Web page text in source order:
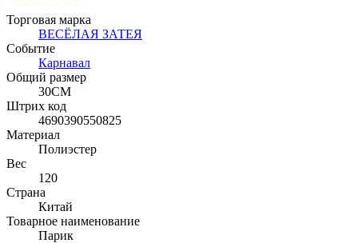
Торговая марка
ВЕСЁЛАЯ ЗАТЕЯ
Событие
Карнавал
Общий размер
30СМ
Штрих код
4690390550825
Материал
Полиэстер
Вес
120
Страна
Китай
Товарное наименование
Парик